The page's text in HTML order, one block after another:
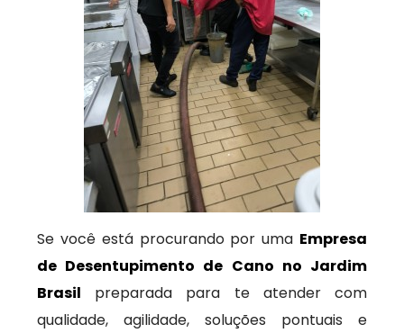
Se você está procurando por uma Empresa
de Desentupimento de Cano no Jardim
Brasil preparada para te atender com
qualidade, agilidade, soluções pontuais e